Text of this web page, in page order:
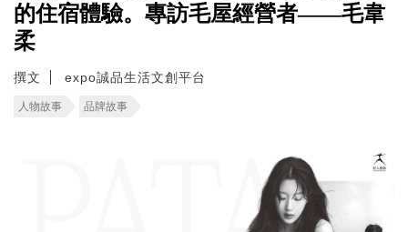
的住宿體驗。專訪毛屋經營者——毛韋
柔
撰文 expo誠品生活文創平台
人物故事 品牌故事